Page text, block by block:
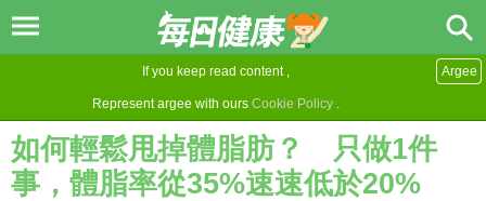
If you keep read content ,
Represent argee with ours Cookie Policy .
Argee
如何輕鬆甩掉體脂肪？ 只做1件
事，體脂率從35%速速低於20%